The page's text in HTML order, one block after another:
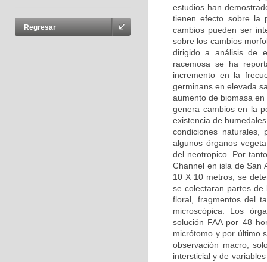
Regresar
estudios han
tienen efecto sobre la
cambios pueden ser
sobre los cambios
dirigido a análisis de
racemosa se ha
incremento en la
germinans en elevada
aumento de biomasa
genera cambios en la
existencia de
condiciones
algunos órganos
del neotropico. Por
Channel en isla de San
10 X 10 metros, se
se colectaran partes de
floral, fragmentos del
microscópica. Los
solución FAA por 48
micrótomo y por último
observación macro,
intersticial y de